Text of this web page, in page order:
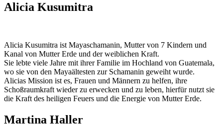
Alicia Kusumitra
Alicia Kusumitra ist Mayaschamanin, Mutter von 7 Kindern und
Kanal von Mutter Erde und der weiblichen Kraft.
Sie lebte viele Jahre mit ihrer Familie im Hochland von Guatemala,
wo sie von den Mayaältesten zur Schamanin geweiht wurde.
Alicias Mission ist es, Frauen und Männern zu helfen, ihre
Schoßraumkraft wieder zu erwecken und zu leben, hierfür nutzt sie
die Kraft des heiligen Feuers und die Energie von Mutter Erde.
Martina Haller